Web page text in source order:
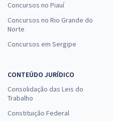
Concursos no Piauí
Concursos no Rio Grande do
Norte
Concursos em Sergipe
CONTEÚDO JURÍDICO
Consolidação das Leis do
Trabalho
Constituição Federal